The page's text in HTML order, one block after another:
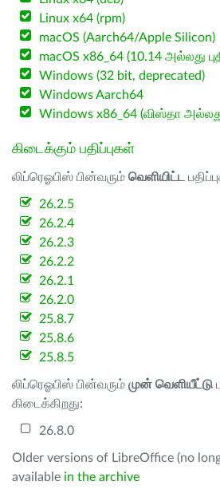
Linux x64 (rpm)
macOS (Aarch64/Apple Silicon)
macOS x86_64 (10.14 அல்லது
Windows (32 bit, deprecated)
Windows Aarch64
Windows x86_64 (விஸ்தா
கிடைக்கும் பதிப்புகள்
லிப்ரெஓபிஸ் பின்வரும் வெளியிட்ட
26.2.5
26.2.4
26.2.3
26.2.2
26.2.1
26.2.0
25.8.7
25.8.6
25.8.5
லிப்ரெஓபிஸ் பின்வரும் முன் வெளியீட்டு
கிடைக்கிறது:
26.8.0
Older versions of LibreOffice (no
available in the archive